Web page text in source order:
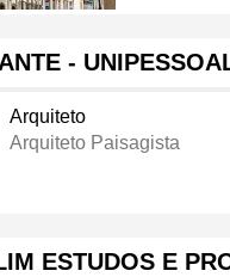
-
Arquiteto
Arquiteto Paisagista
ESTUDOS E